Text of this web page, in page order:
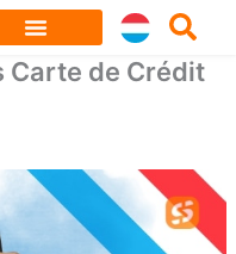
Carte de Crédit